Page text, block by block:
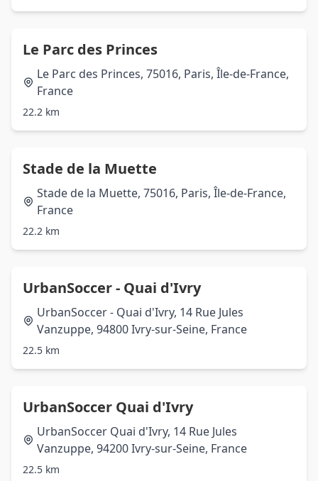
Le Parc des Princes
Le Parc des Princes, 75016, Paris, Île-de-France,
France
22.2 km
Stade de la Muette
Stade de la Muette, 75016, Paris, Île-de-France,
France
22.2 km
UrbanSoccer - Quai d'Ivry
UrbanSoccer - Quai d'Ivry, 14 Rue Jules
Vanzuppe, 94800 Ivry-sur-Seine, France
22.5 km
UrbanSoccer Quai d'Ivry
UrbanSoccer Quai d'Ivry, 14 Rue Jules
Vanzuppe, 94200 Ivry-sur-Seine, France
22.5 km